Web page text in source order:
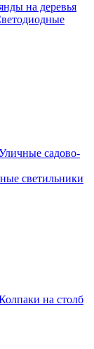
на деревья
садово-
светильники
на столб